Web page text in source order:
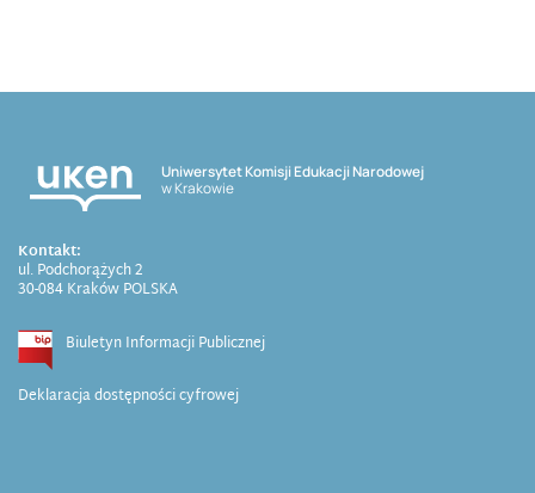
Uniwersytet Komisji Edukacji Narodowej
w Krakowie
Kontakt:
ul. Podchorążych 2
30-084 Kraków POLSKA
Biuletyn Informacji Publicznej
Deklaracja dostępności cyfrowej